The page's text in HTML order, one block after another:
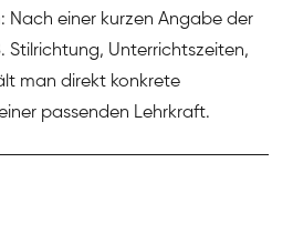
Nach einer kurzen Angabe der
Stilrichtung, Unterrichtszeiten,
man direkt konkrete
passenden Lehrkraft.